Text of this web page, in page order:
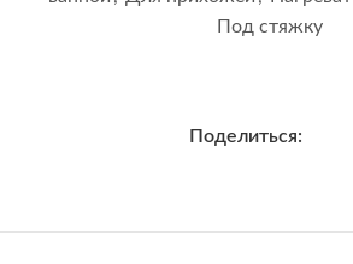
Под стяжку
Поделиться: